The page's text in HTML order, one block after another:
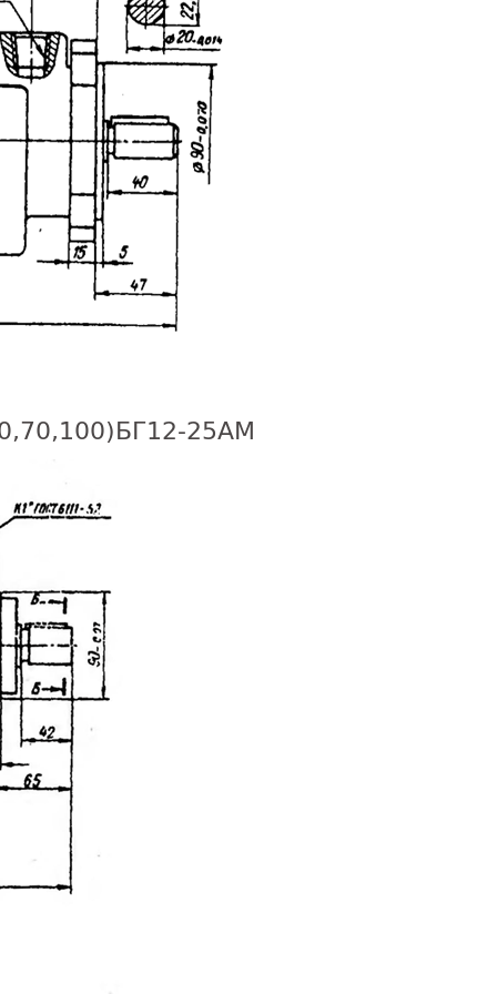
25АМ